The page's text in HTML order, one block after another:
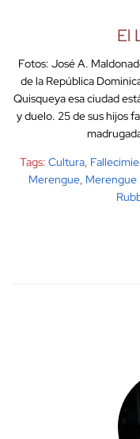
El
Fotos: José A.
de la República
Quisqueya esa ciudad
y duelo. 25 de sus hijos
Tags: Cultura,
Merengue, Merengue